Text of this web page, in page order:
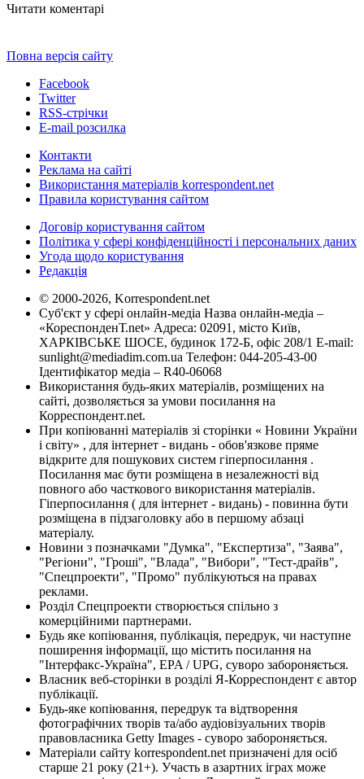
Читати коментарі
Повна версія сайту
Facebook
Twitter
RSS-стрічки
E-mail розсилка
Контакти
Реклама на сайті
Використання матеріалів korrespondent.net
Правила користування сайтом
Договір користування сайтом
Політика у сфері конфіденційності і персональних даних
Угода щодо користування
Редакція
© 2000-2026, Korrespondent.net
Суб'єкт у сфері онлайн-медіа Назва онлайн-медіа –
«КореспонденТ.net» Адреса: 02091, місто Київ,
ХАРКІВСЬКЕ ШОСЕ, будинок 172-Б, офіс 208/1 E-mail:
sunlight@mediadim.com.ua Телефон: 044-205-43-00
Ідентифікатор медіа – R40-06068
Використання будь-яких матеріалів, розміщених на
сайті, дозволяється за умови посилання на
Корреспондент.net.
При копіюванні матеріалів зі сторінки « Новини України
і світу» , для інтернет - видань - обов'язкове пряме
відкрите для пошукових систем гіперпосилання .
Посилання має бути розміщена в незалежності від
повного або часткового використання матеріалів.
Гіперпосилання ( для інтернет - видань) - повинна бути
розміщена в підзаголовку або в першому абзаці
матеріалу.
Новини з позначками "Думка", "Експертиза", "Заява",
"Регіони", "Гроші", "Влада", "Вибори", "Тест-драйв",
"Спецпроекти", "Промо" публікуються на правах
реклами.
Розділ Спецпроекти створюється спільно з
комерційними партнерами.
Будь яке копіювання, публікація, передрук, чи наступне
поширення інформації, що містить посилання на
"Інтерфакс-Україна", EPA / UPG, суворо забороняється.
Власник веб-сторінки в розділі Я-Корреспондент є автор
публікації.
Будь-яке копіювання, передрук та відтворення
фотографічних творів та/або аудіовізуальних творів
правовласника Getty Images - суворо забороняється.
Матеріали сайту korrespondent.net призначені для осіб
старше 21 року (21+). Участь в азартних іграх може